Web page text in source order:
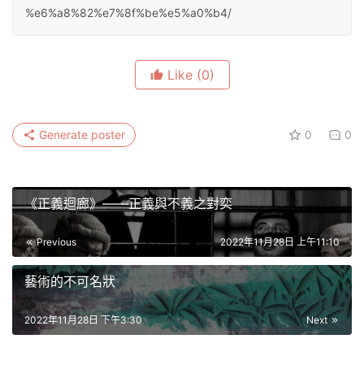
%e6%a8%82%e7%8f%be%e5%a0%b4/
Like (0)
0 0
Generate poster
《正義迴廊》——正義與不義之對奕
Previous 2022年11月28日 上午11:10
藝術的不可名狀
Next
2022年11月28日 下午3:30